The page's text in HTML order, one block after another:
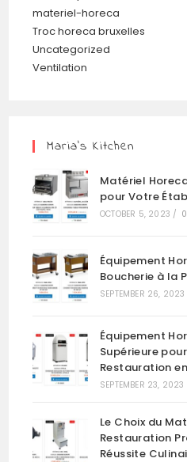
materiel-horeca
Troc horeca bruxelles
Uncategorized
Ventilation
Maria’s Kitchen
Matériel
pour Votre
OCTOBER 5, 2023 /
Équipement
Boucherie à la
SEPTEMBER 26, 2023
Équipement
Supérieure
Restauration
SEPTEMBER 23, 2023
Le Choix du
Restauration
Réussite